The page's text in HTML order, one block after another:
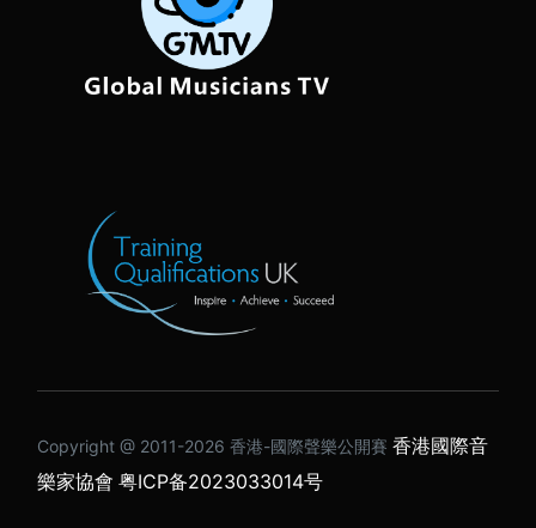
Copyright @ 2011-2026 ⾹港-國際聲樂公開賽香港國際音
樂家協會 粤ICP备2023033014号